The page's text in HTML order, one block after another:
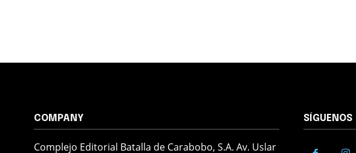
COMPANY
Complejo Editorial Batalla de Carabobo, S.A. Av. Uslar
SÍGUENOS